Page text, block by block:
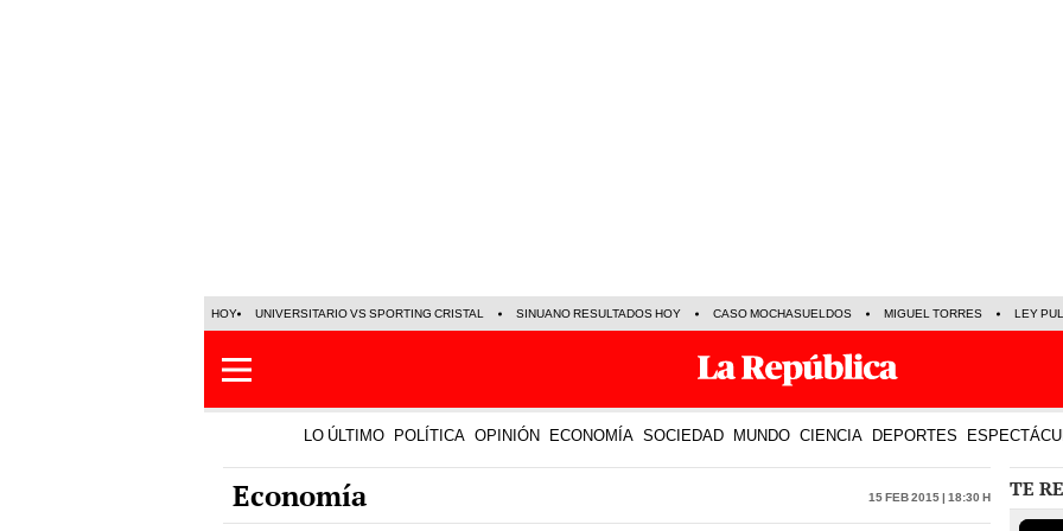
HOY UNIVERSITARIO VS SPORTING CRISTAL SINUANO RESULTADOS HOY CASO MOCHASUELDOS MIGUEL TORRES LEY
LO ÚLTIMO POLÍTICA OPINIÓN ECONOMÍA SOCIEDAD MUNDO CIENCIA DEPORTES
Economía 15 Feb 2015 | 18:30 h TE